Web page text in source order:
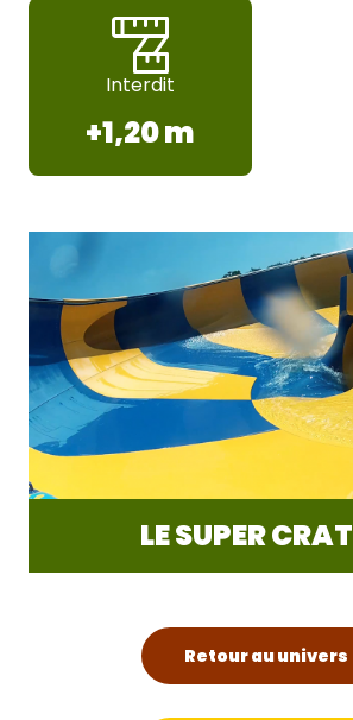
Interdit
+1,20 m
LE SUPER
Retour au univers